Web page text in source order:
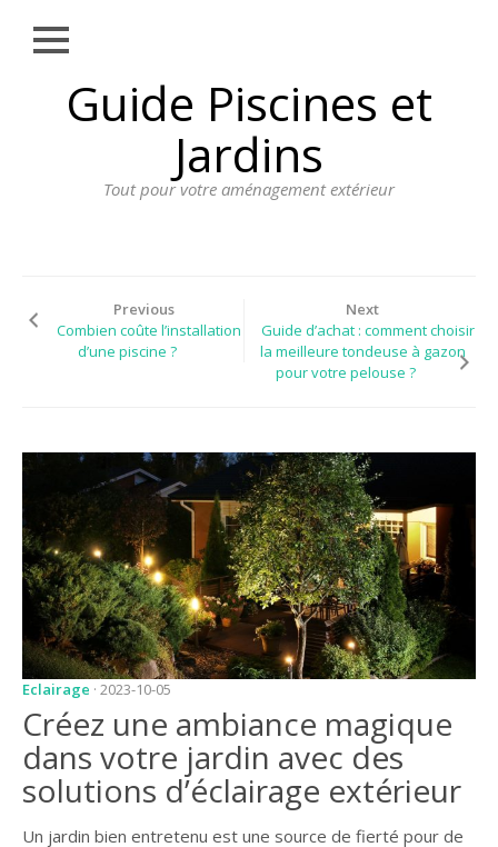
Guide Piscines et
Jardins
Tout pour votre aménagement extérieur
Close
AMÉNAGEMENT
EXTÉRIEUR
PLANTATIONS
REVÊTEMENT
DOSSIER
JARDIN
CONSEILS ET
ASTUCES
GUIDES
JARDIN
ENTRETIEN
PISCINE
ENTRETIEN
Previous
Combien coûte l’installation
d’une piscine ?
Next
Guide d’achat : comment choisir
la meilleure tondeuse à gazon
pour votre pelouse ?
Eclairage · 2023-10-05
Créez une ambiance magique
dans votre jardin avec des
solutions d’éclairage extérieur
Un jardin bien entretenu est une source de fierté pour de